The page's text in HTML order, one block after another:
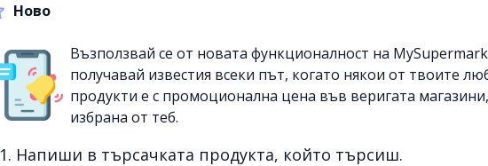
Ново
Възползвай се от новата функционалност на
получавай известия всеки път, когато някои от твоите
продукти е с промоционална цена във веригата магазини,
избрана от теб.
1. Напиши в търсачката продукта, който търсиш.